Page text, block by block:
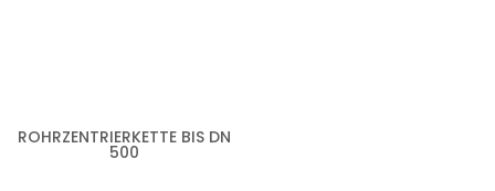
ROHRZENTRIERKETTE BIS DN
500